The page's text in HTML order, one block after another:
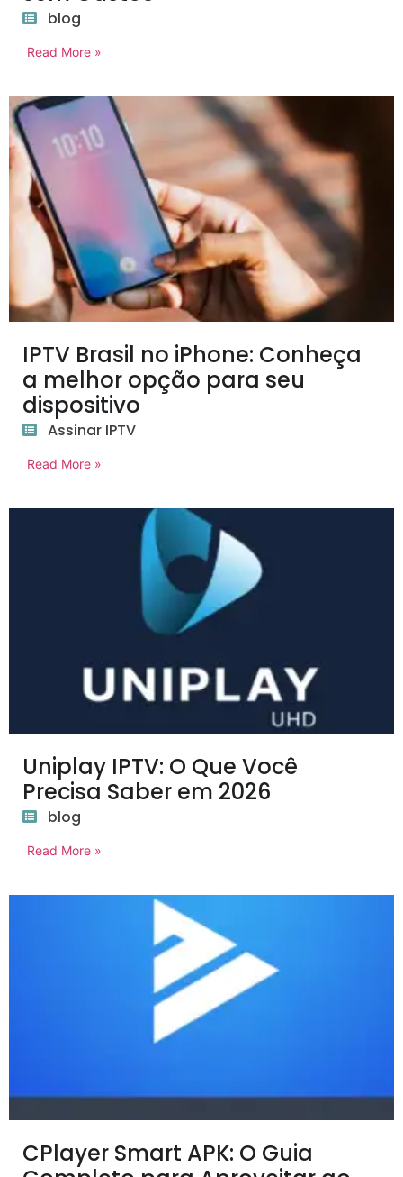
blog
Read More »
IPTV Brasil no iPhone: Conheça
a melhor opção para seu
dispositivo
Assinar IPTV
Read More »
Uniplay IPTV: O Que Você
Precisa Saber em 2026
blog
Read More »
CPlayer Smart APK: O Guia